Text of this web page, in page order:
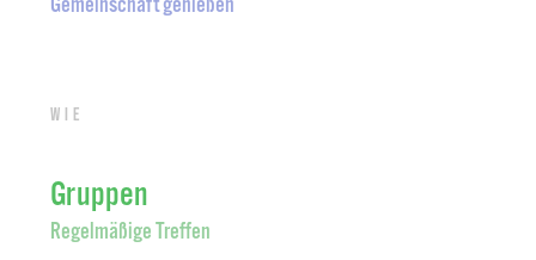
Gemeinschaft genießen
Wie
Gruppen
Regelmäßige Treffen